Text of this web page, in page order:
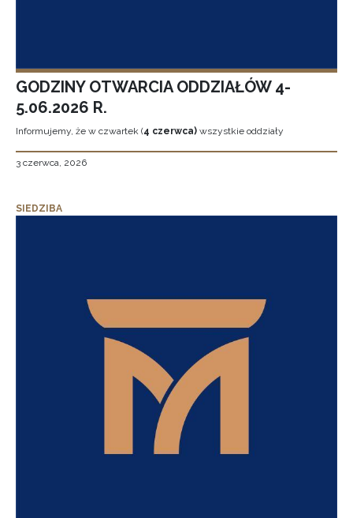
GODZINY OTWARCIA ODDZIAŁÓW 4-
5.06.2026 R.
Informujemy, że w czwartek (4 czerwca) wszystkie oddziały
3 czerwca, 2026
SIEDZIBA